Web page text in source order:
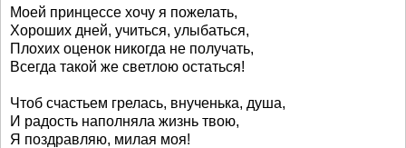
Моей принцессе хочу я пожелать,
Хороших дней, учиться, улыбаться,
Плохих оценок никогда не получать,
Всегда такой же светлою остаться!
Чтоб счастьем грелась, внученька, душа,
И радость наполняла жизнь твою,
Я поздравляю, милая моя!